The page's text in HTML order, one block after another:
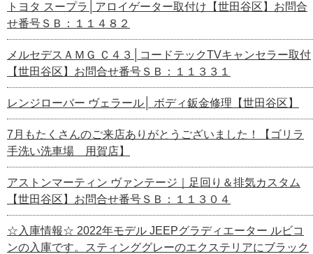
トヨタ スープラ│アロイゲーター取付け【世田谷区】お問合
せ番号ＳＢ：１１４８２
メルセデスＡＭＧ Ｃ４３│コードテックTVキャンセラー取付
【世田谷区】お問合せ番号ＳＢ：１１３３１
レンジローバー ヴェラール│ ボディ鈑金修理【世田谷区】
7月もたくさんのご来店ありがとうございました！【ゴリラ
手洗い洗車場 用賀店】
アストンマーティン ヴァンテージ｜足回り＆排気カスタム
【世田谷区】お問合せ番号ＳＢ：１１３０４
☆入庫情報☆ 2022年モデル JEEPグラディエーター ルビコ
ンの入庫です。スティンググレーのエクステリアにブラック